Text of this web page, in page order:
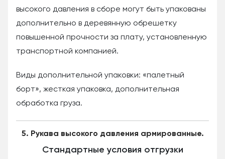
высокого давления в сборе могут быть упакованы
дополнительно в деревянную обрешетку
повышенной прочности за плату, установленную
транспортной компанией.
Виды дополнительной упаковки: «палетный
борт», жесткая упаковка, дополнительная
обработка груза.
5. Рукава высокого давления армированные.
Стандартные условия отгрузки